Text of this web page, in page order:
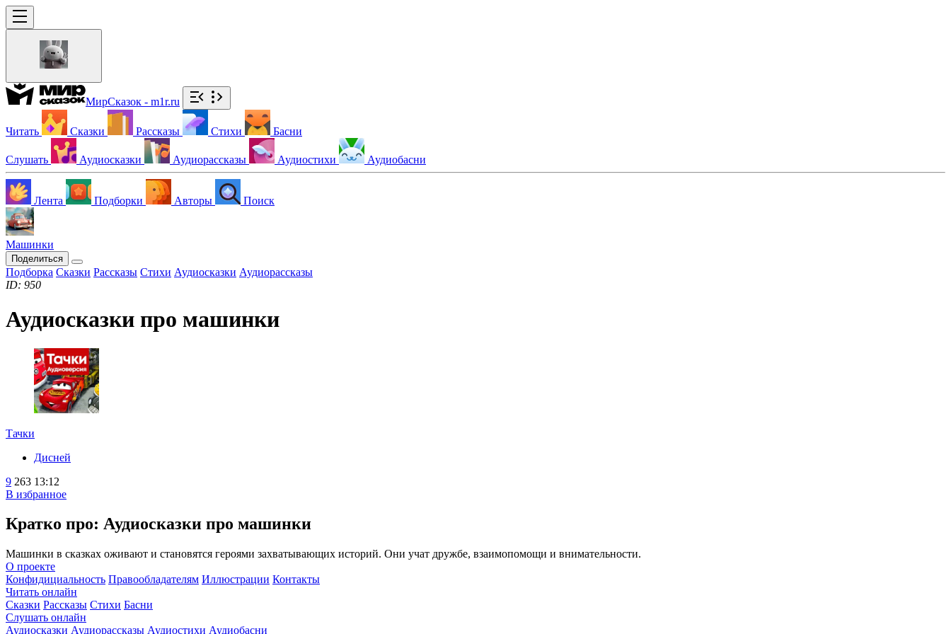
МирСказок - m1r.ru
Читать Сказки Рассказы Стихи Басни
Слушать Аудиосказки Аудиорассказы Аудиостихи Аудиобасни
Лента Подборки Авторы Поиск
Машинки
Поделиться
Подборка Сказки Рассказы Стихи Аудиосказки Аудиорассказы
ID: 950
Аудиосказки про машинки
Тачки
Дисней
9 263 13:12
В избранное
Кратко про: Аудиосказки про машинки
Машинки в сказках оживают и становятся героями захватывающих историй. Они учат дружбе, взаимопомощи и внимательности.
О проекте
Конфидициальность Правообладателям Иллюстрации Контакты
Читать онлайн
Сказки Рассказы Стихи Басни
Слушать онлайн
Аудиосказки Аудиорассказы Аудиостихи Аудиобасни